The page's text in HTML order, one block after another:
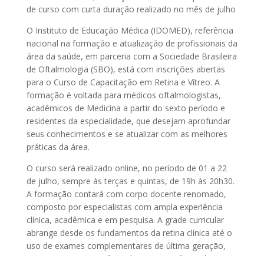
de curso com curta duração realizado no mês de julho
O Instituto de Educação Médica (IDOMED), referência
nacional na formação e atualização de profissionais da
área da saúde, em parceria com a Sociedade Brasileira
de Oftalmologia (SBO), está com inscrições abertas
para o Curso de Capacitação em Retina e Vítreo. A
formação é voltada para médicos oftalmologistas,
acadêmicos de Medicina a partir do sexto período e
residentes da especialidade, que desejam aprofundar
seus conhecimentos e se atualizar com as melhores
práticas da área.
O curso será realizado online, no período de 01 a 22
de julho, sempre às terças e quintas, de 19h às 20h30.
A formação contará com corpo docente renomado,
composto por especialistas com ampla experiência
clínica, acadêmica e em pesquisa. A grade curricular
abrange desde os fundamentos da retina clínica até o
uso de exames complementares de última geração,